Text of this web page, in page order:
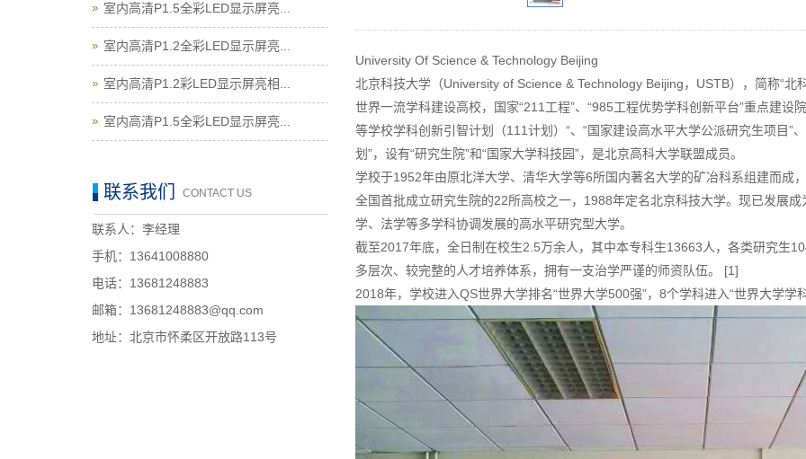
University Of Science & Technology Beijing
北京科技大学（University of Science & Technology Beijing，USTB），简称“北
世界一流学科建设高校，国家“211工程”、“985工程优势学科创新平台”重点建设
等学校学科创新引智计划（111计划）“、“国家建设高水平大学公派研究生项目”
划”，设有“研究生院”和“国家大学科技园”，是北京高科大学联盟成员。
学校于1952年由原北洋大学、清华大学等6所国内著名大学的矿冶科系组建而成
全国首批成立研究生院的22所高校之一，1988年定名北京科技大学。现已发展
学、法学等多学科协调发展的高水平研究型大学。
截至2017年底，全日制在校生2.5万余人，其中本专科生13663人，各类研究生
多层次、较完整的人才培养体系，拥有一支治学严谨的师资队伍。 [1]
2018年，学校进入QS世界大学排名“世界大学500强”，8个学科进入“世界大学学
室内高清P1.5全彩LED显示屏亮...
室内高清P1.2全彩LED显示屏亮...
室内高清P1.2彩LED显示屏亮相...
室内高清P1.5全彩LED显示屏亮...
联系我们 CONTACT US
联系人：李经理
手机：13641008880
电话：13681248883
邮箱：13681248883@qq.com
地址：北京市怀柔区开放路113号